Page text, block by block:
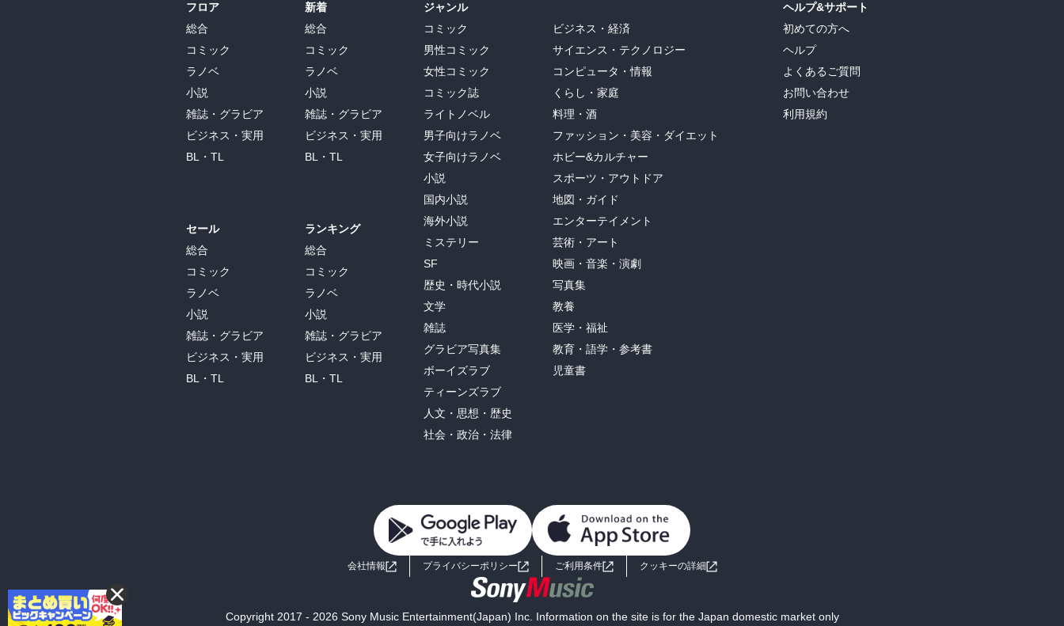
フロア
総合
コミック
ラノベ
小説
雑誌・グラビア
ビジネス・実用
BL・TL
セール
総合
コミック
ラノベ
小説
雑誌・グラビア
ビジネス・実用
BL・TL
新着
総合
コミック
ラノベ
小説
雑誌・グラビア
ビジネス・実用
BL・TL
ランキング
総合
コミック
ラノベ
小説
雑誌・グラビア
ビジネス・実用
BL・TL
ジャンル
コミック
男性コミック
女性コミック
コミック誌
ライトノベル
男子向けラノベ
女子向けラノベ
小説
国内小説
海外小説
ミステリー
SF
歴史・時代小説
文学
雑誌
グラビア写真集
ボーイズラブ
ティーンズラブ
人文・思想・歴史
社会・政治・法律
ビジネス・経済
サイエンス・テクノロジー
コンピュータ・情報
くらし・家庭
料理・酒
ファッション・美容・ダイエット
ホビー&カルチャー
スポーツ・アウトドア
地図・ガイド
エンターテイメント
芸術・アート
映画・音楽・演劇
写真集
教養
医学・福祉
教育・語学・参考書
児童書
ヘルプ&サポート
初めての方へ
ヘルプ
よくあるご質問
お問い合わせ
利用規約
会社情報 プライバシーポリシー ご利用条件 クッキーの詳細
Copyright 2017 - 2026 Sony Music Entertainment(Japan) Inc. Information on the site is for the Japan domestic market only